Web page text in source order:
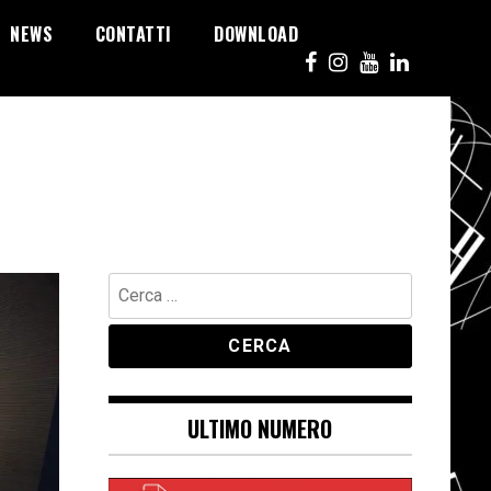
NEWS CONTATTI DOWNLOAD
Ricerca
per:
ULTIMO NUMERO